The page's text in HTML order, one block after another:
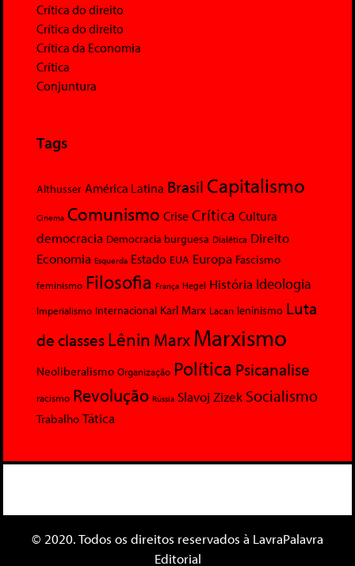
Crítica do direito
Crítica do direito
Crítica da Economia
Crítica
Conjuntura
Tags
Althusser América Latina Brasil Capitalismo
Cinema Comunismo Crise Crítica Cultura
democracia Democracia burguesa Dialética Direito
Economia Esquerda Estado EUA Europa Fascismo
feminismo Filosofia França Hegel História Ideologia
Imperialismo Internacional Karl Marx Lacan leninismo Luta
de classesLênin MarxMarxismo
Neoliberalismo Organização Política Psicanalise
racismo Revolução Rússia Slavoj Zizek Socialismo
Trabalho Tática
© 2020. Todos os direitos reservados à LavraPalavra
Editorial